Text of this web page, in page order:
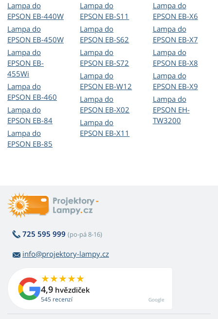
Lampa do
EPSON EB-440W
Lampa do
EPSON EB-450W
Lampa do
EPSON EB-
455Wi
Lampa do
EPSON EB-460
Lampa do
EPSON EB-84
Lampa do
EPSON EB-85
Lampa do
EPSON EB-S11
Lampa do
EPSON EB-S62
Lampa do
EPSON EB-S72
Lampa do
EPSON EB-W12
Lampa do
EPSON EB-X02
Lampa do
EPSON EB-X11
Lampa do
EPSON EB-X6
Lampa do
EPSON EB-X7
Lampa do
EPSON EB-X8
Lampa do
EPSON EB-X9
Lampa do
EPSON EH-
TW3200
725 595 999 (po-pá 8-16)
info@projektory-lampy.cz
4,9 hvězdiček
545 recenzí Google